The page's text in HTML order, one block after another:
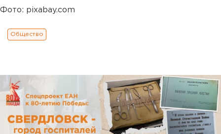
Фото: pixabay.com
Общество